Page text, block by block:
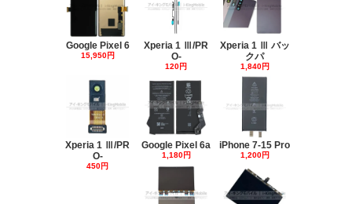
Google Pixel 6
15,950円
Xperia 1 Ⅲ/PR
O-
120円
Xperia 1 Ⅲ バッ
クパ
1,840円
Xperia 1 Ⅲ/PR
O-
450円
Google Pixel 6a
1,180円
iPhone 7-15 Pro
1,200円